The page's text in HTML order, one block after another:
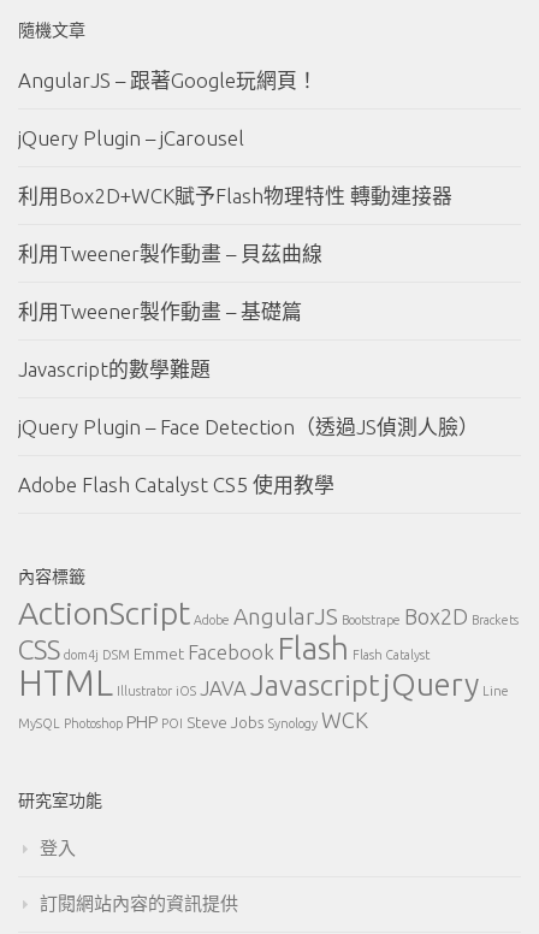
隨機文章
AngularJS – 跟著Google玩網頁！
jQuery Plugin – jCarousel
利用Box2D+WCK賦予Flash物理特性 轉動連接器
利用Tweener製作動畫 – 貝茲曲線
利用Tweener製作動畫 – 基礎篇
Javascript的數學難題
jQuery Plugin – Face Detection（透過JS偵測人臉）
Adobe Flash Catalyst CS5 使用教學
內容標籤
ActionScript Adobe AngularJS Bootstrape Box2D Brackets
CSS dom4j DSM Emmet Facebook Flash Flash Catalyst
HTML Illustrator iOS JAVA JavascriptjQuery Line
MySQL Photoshop PHP POI Steve Jobs Synology WCK
研究室功能
登入
訂閱網站內容的資訊提供